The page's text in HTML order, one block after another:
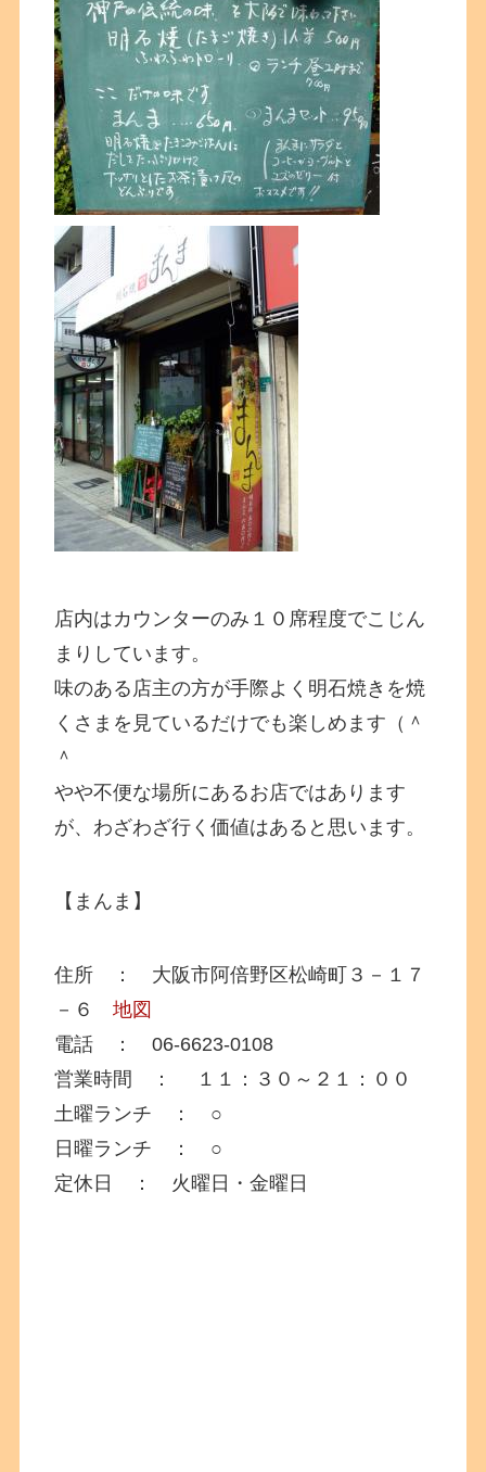
店内はカウンターのみ１０席程度でこじん
まりしています。
味のある店主の方が手際よく明石焼きを焼
くさまを見ているだけでも楽しめます（＾
＾
やや不便な場所にあるお店ではあります
が、わざわざ行く価値はあると思います。
【まんま】
住所 ： 大阪市阿倍野区松崎町３－１７
－６地図
電話 ： 06-6623-0108
営業時間 ： １１：３０～２１：００
土曜ランチ ： ○
日曜ランチ ： ○
定休日 ： 火曜日・金曜日